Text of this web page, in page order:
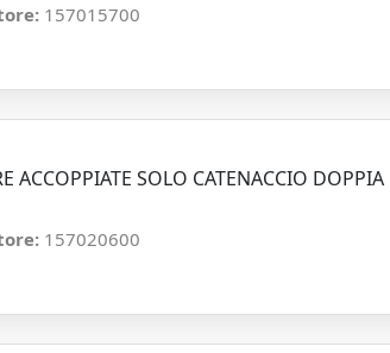
157015700
ACCOPPIATE SOLO CATENACCIO DOPPIA
157020600